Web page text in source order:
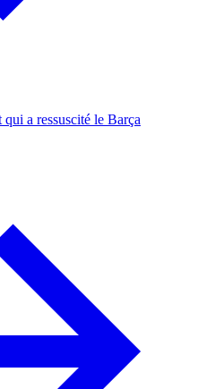
a ressuscité le Barça